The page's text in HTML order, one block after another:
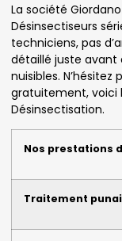
La société
Désinsectiseurs
techniciens, pas
détaillé juste avant
nuisibles.
gratuitement, voici
Désinsectisation.
Nos prestations
Traitement